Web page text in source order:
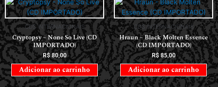
CDS INTERNACIONAIS
Cryptopsy – None So Live (CD
IMPORTADO)
R$80,00
Adicionar ao carrinho
CDS INTERNACIONAIS
Hraun – Black Molten Essence
(CD IMPORTADO)
R$85,00
Adicionar ao carrinho